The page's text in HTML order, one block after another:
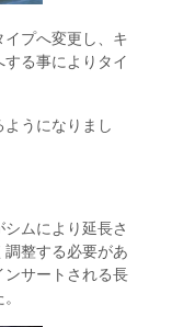
プへ変更し、キ
る事によりタイ
うになりまし
ムにより延長さ
整する必要があ
ンサートされる長